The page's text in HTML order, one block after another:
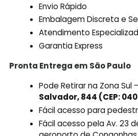
Envio Rápido
Embalagem Discreta e
Atendimento
Garantia Express
Pronta Entrega em São Paulo
Pode Retirar na Zona Sul
Salvador, 844 (CEP:
Fácil acesso para
Fácil acesso pela Av. 23